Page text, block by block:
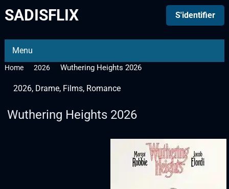
SADISFLIX S'identifier
Menu
Home 2026 Wuthering Heights 2026
2026, Drame, Films, Romance
Wuthering Heights 2026